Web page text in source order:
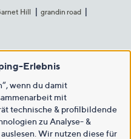
Hill
grandin road
Erlebnis
wenn du damit
mit
technische & profilbildende
zu Analyse- &
Wir nutzen diese für